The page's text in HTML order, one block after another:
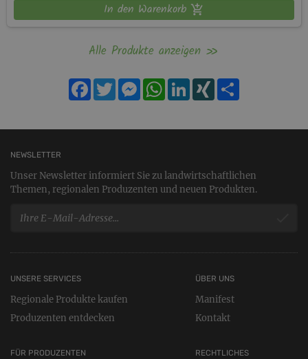
In den Warenkorb
Alle Produkte anzeigen
Facebook
TwitterMessengerWhatsApp
LinkedIn
XING
NEWSLETTER
Unser Newsletter informiert Sie zu landwirtschaftlichen
Themen, regionalen Produzenten und neuen Produkten.
UNSERE SERVICES
Regionale Produkte kaufen
Produzenten entdecken
FÜR PRODUZENTEN RECHTLICHES
ÜBER UNS
Manifest
Kontakt